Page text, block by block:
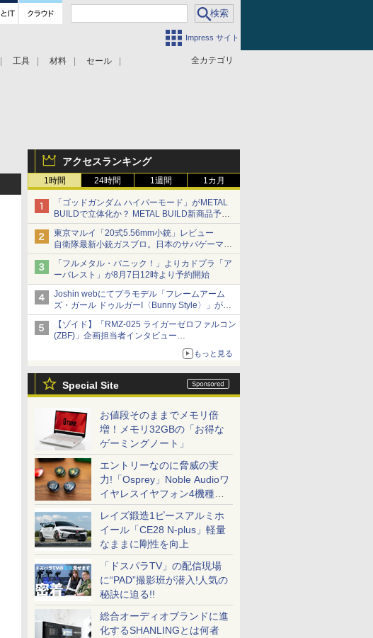
Impress サイト
全カテゴリ
工具 材料 セール
アクセスランキング
1時間 24時間 1週間 1カ月
「ゴッドガンダム ハイパーモード」がMETAL
BUILDで立体化か？ METAL BUILD新商品予告
が公開
東京マルイ「20式5.56mm小銃」レビュー
自衛隊最新小銃ガスブロ。日本のサバゲーマー
で本当によかった
「フルメタル・パニック！」よりカドプラ「ア
ーバレスト」が8月7日12時より予約開始
Joshin webにてプラモデル「フレームアーム
ズ・ガール ドゥルガーI〈Bunny Style〉」が予
約受付再開中！
【ゾイド】「RMZ-025 ライガーゼロファルコン
(ZBF)」企画担当者インタビュー
ZBFから従来デザインまで再現可能なボリュー
もっと見る
Special Site
お値段そのままでメモリ倍
増！メモリ32GBの「お得な
ゲーミングノート」
エントリーなのに脅威の実
力!「Osprey」Noble Audioワ
イヤレスイヤフォン4機種を
一気に聴く
レイズ鍛造1ピースアルミホ
イール「CE28 N-plus」軽量
なままに剛性を向上
「ドスパラTV」の配信現場
に“PAD”撮影班が潜入!人気の
秘訣に迫る!!
総合オーディオブランドに進
化するSHANLINGとは何者